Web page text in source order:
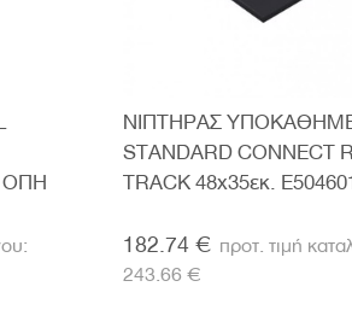
ΟΠΗ
ΝΙΠΤΗΡΑΣ
STANDARD CONNECT
TRACK 48x35εκ.
182.74 €
243.66 €